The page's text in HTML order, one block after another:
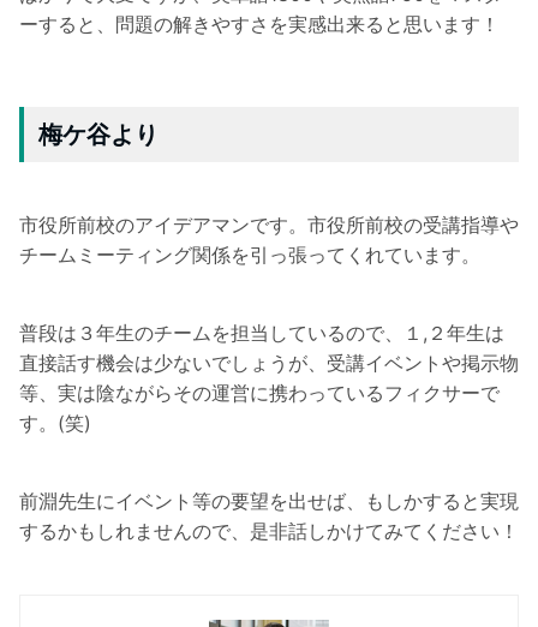
ーすると、問題の解きやすさを実感出来ると思います！
梅ケ谷より
市役所前校のアイデアマンです。市役所前校の受講指導や
チームミーティング関係を引っ張ってくれています。
普段は３年生のチームを担当しているので、１,２年生は
直接話す機会は少ないでしょうが、受講イベントや掲示物
等、実は陰ながらその運営に携わっているフィクサーで
す。(笑)
前淵先生にイベント等の要望を出せば、もしかすると実現
するかもしれませんので、是非話しかけてみてください！